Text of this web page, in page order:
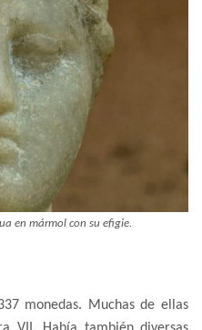
en mármol con su efigie.
monedas. Muchas de ellas